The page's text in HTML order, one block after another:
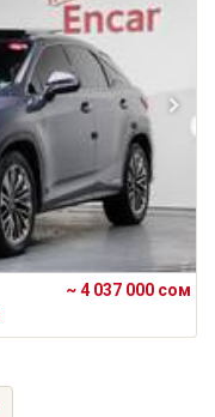
~ 4 037 000 сом